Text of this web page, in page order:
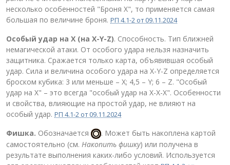
несколько особенностей "Броня Х", то применяется самая
большая по величине броня. РП 4.1-2 от 09.11.2024
Особый удар на Х (на X-Y-Z). Способность. Тип ближней
немагической атаки. От особого удара нельзя назначить
защитника. Сражается только карта, объявившая особый
удар. Сила и величина особого удара на X-Y-Z определяется
броском кубика: 3 или меньше – X; 4,5 – Y; 6 – Z. "Особый
удар на Х" – это всегда "особый удар на X-X-X". Особенности
и свойства, влияющие на простой удар, не влияют на
особый удар. РП 4.1-2 от 09.11.2024
Фишка. Обозначается
. Может быть накоплена картой
самостоятельно (см. Накопить фишку) или получена в
результате выполнения каких-либо условий. Используется